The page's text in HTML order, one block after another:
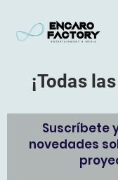
¡Todas
Suscríbete
novedades